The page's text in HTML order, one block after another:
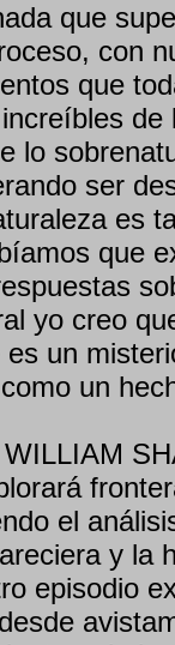
que
con
que
lo
ser
es
que
yo creo
un
un
el
y la
episodio